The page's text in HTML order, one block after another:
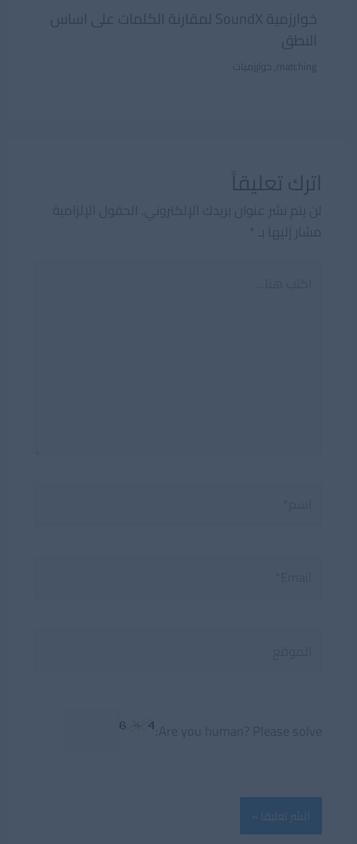
خوارزمية SoundX لمقارنة الكلمات على اساس
النطق
matching خوارزميات
اترك تعليقاً